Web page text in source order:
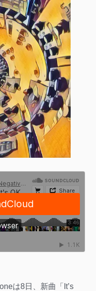
は8日、新曲「It’s